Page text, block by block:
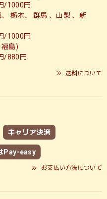
/1000円
栃木、 群馬 、山梨 、新
/1000円
島)
/880円
送料について
キャリア決済
Pay-easy
お支払い方法について